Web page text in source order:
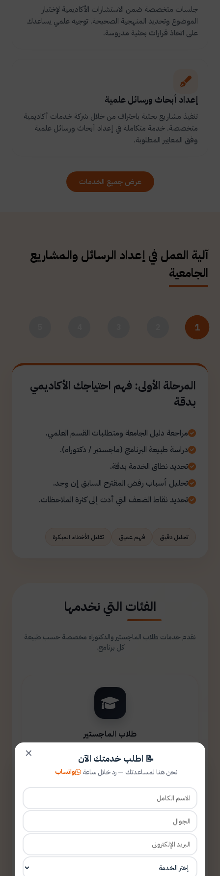
جلسات متخصصة ضمن الاستشارات الأكاديمية لإختيار
الموضوع وتحديد المنهجية الصحيحة. توجيه علمي يساعدك
على اتخاذ قرارات بحثية مدروسة.
إعداد أبحاث ورسائل علمية
تنفيذ مشاريع بحثية باحتراف من خلال شركة خدمات أكاديمية
متخصصة. خدمة متكاملة في إعداد أبحاث ورسائل علمية
وفق المعايير المطلوبة.
عرض جميع الخدمات
آلية العمل في إعداد الرسائل والمشاريع
الجامعية
1
المرحلة الأولى: فهم احتياجك الأكاديمي
بدقة
مراجعة دليل الجامعة ومتطلبات القسم العلمي.
دراسة طبيعة البرنامج (ماجستير / دكتوراه).
تحديد نطاق الخدمة بدقة.
تحليل أسباب رفض المقترح السابق إن وجد.
تحديد نقاط الضعف التي أدت إلى كثرة الملاحظات.
تحليل دقيق فهم عميق تقليل الأخطاء المبكرة
الفئات التي نخدمها
نقدم خدمات طلاب الماجستير والدكتوراه مخصصة حسب طبيعة
كل برنامج.
طلاب الماجستير
✕ 📝 اطلب خدمتك الآن
نحن هنا لمساعدتك — رد خلال ساعة واتساب